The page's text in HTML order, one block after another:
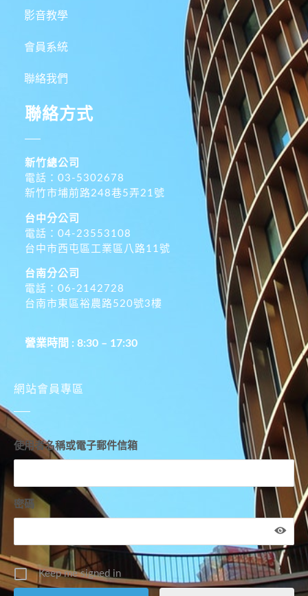
影音教學
會員系統
聯絡我們
聯絡方式
新竹總公司
電話：03-5302678
新竹市埔前路248巷5弄21號
台中分公司
電話：04-23553108
台中市西屯區工業區八路11號
台南分公司
電話：06-2142728
台南市東區裕農路520號3樓
營業時間 : 8:30 – 17:30
網站會員專區
使用者名稱或電子郵件信箱
密碼
Keep me signed in